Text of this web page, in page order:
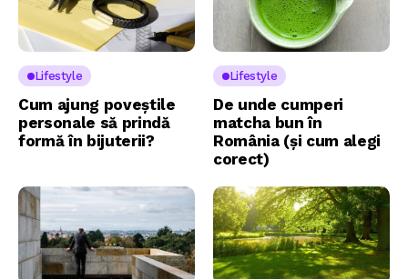
Lifestyle
Cum ajung poveștile
personale să prindă
formă în bijuterii?
Lifestyle
De unde cumperi
matcha bun în
România (și cum alegi
corect)